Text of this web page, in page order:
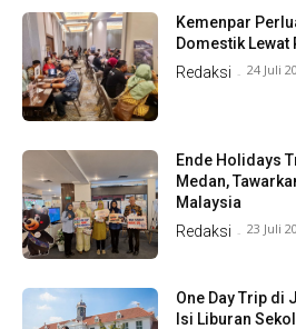
Kemenpar
Domestik Lewat
Redaksi - 24 Juli
Ende Holidays
Medan,
Malaysia
Redaksi - 23 Juli
One Day Trip di
Isi Liburan